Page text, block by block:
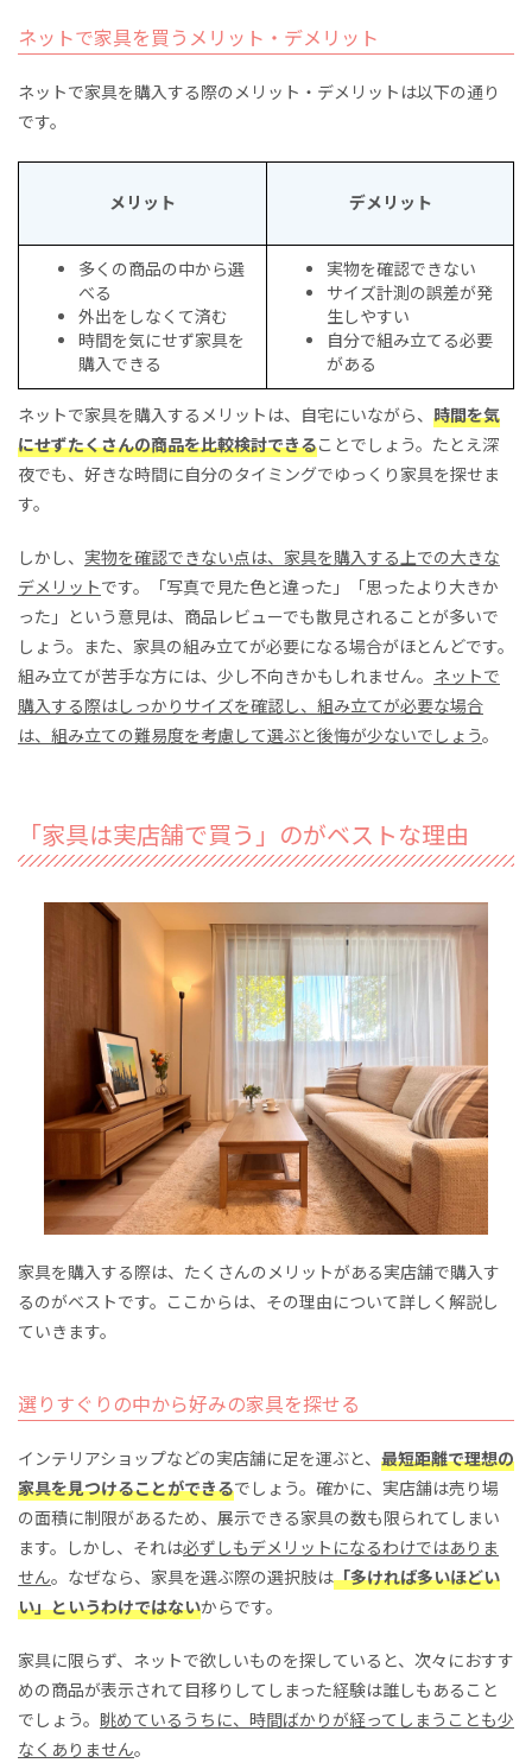
ネットで家具を買うメリット・デメリット
ネットで家具を購入する際のメリット・デメリットは以下の通り
です。
メリット デメリット
多くの商品の中から選
べる
外出をしなくて済む
時間を気にせず家具を
購入できる
実物を確認できない
サイズ計測の誤差が発
生しやすい
自分で組み立てる必要
がある
ネットで家具を購入するメリットは、自宅にいながら、 時間を気
にせずたくさんの商品を比較検討できることでしょう。たとえ深
夜でも、好きな時間に自分のタイミングでゆっくり家具を探せま
す。
しかし、 実物を確認できない点は、家具を購入する上での大きな
デメリットです。「写真で見た色と違った」「思ったより大きか
った」という意見は、商品レビューでも散見されることが多いで
しょう。また、家具の組み立てが必要になる場合がほとんどです。
組み立てが苦手な方には、少し不向きかもしれません。 ネットで
購入する際はしっかりサイズを確認し、組み立てが必要な場合
は、組み立ての難易度を考慮して選ぶと後悔が少ないでしょう。
「家具は実店舗で買う」のがベストな理由
家具を購入する際は、たくさんのメリットがある実店舗で購入す
るのがベストです。ここからは、その理由について詳しく解説し
ていきます。
選りすぐりの中から好みの家具を探せる
インテリアショップなどの実店舗に足を運ぶと、 最短距離で理想の
家具を見つけることができるでしょう。確かに、実店舗は売り場
の面積に制限があるため、展示できる家具の数も限られてしまい
ます。しかし、それは必ずしもデメリットになるわけではありま
せん。なぜなら、家具を選ぶ際の選択肢は「多ければ多いほどい
い」というわけではないからです。
家具に限らず、ネットで欲しいものを探していると、次々におすす
めの商品が表示されて目移りしてしまった経験は誰しもあること
でしょう。 眺めているうちに、時間ばかりが経ってしまうことも少
なくありません。